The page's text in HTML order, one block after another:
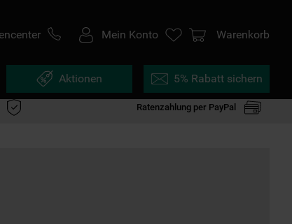
Mein Konto Warenkorb
Aktionen 5% Rabatt sichern
Ratenzahlung per PayPal